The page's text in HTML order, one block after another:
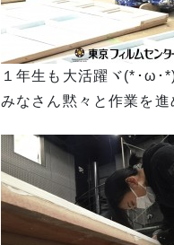
１年生も大活躍ヾ(*･ω･
みなさん黙々と作業を